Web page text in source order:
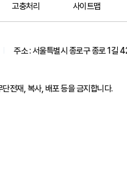
고충처리 사이트맵
주소 : 서울특별시 종로구 종로 1길
전재, 복사, 배포 등을 금지합니다.